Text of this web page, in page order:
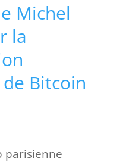
Michel
la
Bitcoin
parisienne